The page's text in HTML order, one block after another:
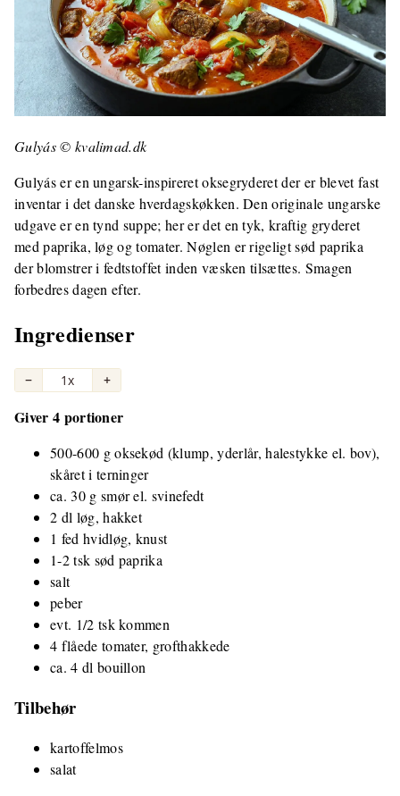
Gulyás © kvalimad.dk
Gulyás er en ungarsk-inspireret oksegryderet der er blevet fast
inventar i det danske hverdagskøkken. Den originale ungarske
udgave er en tynd suppe; her er det en tyk, kraftig gryderet
med paprika, løg og tomater. Nøglen er rigeligt sød paprika
der blomstrer i fedtstoffet inden væsken tilsættes. Smagen
forbedres dagen efter.
Ingredienser
− 1x +
Giver 4 portioner
500-600 g oksekød (klump, yderlår, halestykke el. bov),
skåret i terninger
ca. 30 g smør el. svinefedt
2 dl løg, hakket
1 fed hvidløg, knust
1-2 tsk sød paprika
salt
peber
evt. 1/2 tsk kommen
4 flåede tomater, grofthakkede
ca. 4 dl bouillon
Tilbehør
kartoffelmos
salat